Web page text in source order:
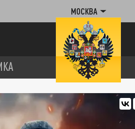
МОСКВА